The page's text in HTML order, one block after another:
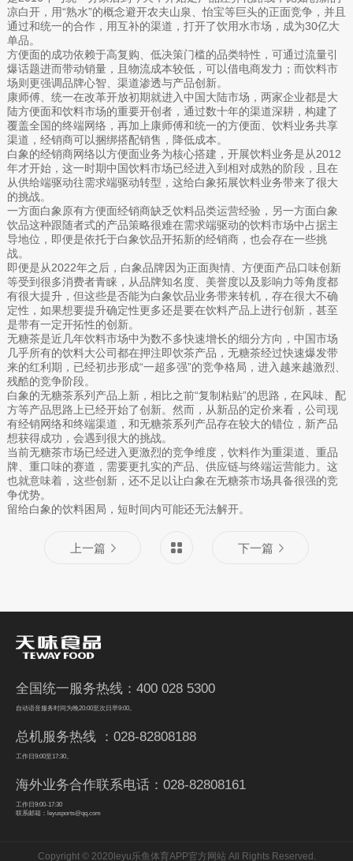
凉白开，用“熟水”的概念避开农夫山泉、怡宝等巨头的正面竞争，并且
通过和统一的合作，用互补的渠道，打开了饮用水市场，成为30亿大
单品。
方便面的成功依赖于高复购、低决策门槛的品类特性，可通过流量引
爆话题进而带动销量，且物流成本较低，可以借电商发力；而饮料市
场则更强调品牌心智、渠道渗透与产品创新。
康师傅、统一在改革开放初期就进入中国大陆市场，两家企业都是大
陆方便面和饮料市场的重要开创者，通过数十年的渠道深耕，构建了
覆盖全国的终端网络，再加上康师傅和统一的方便面、饮料业务共享
渠道，经销商可以捆绑搭配销售，降低成本。
白象的经销商网络以方便面业务为核心搭建，开展饮料业务是从2012
年才开始，这一时期中国饮料市场已经进入到相对成熟的阶段，且在
从供给端驱动往需求端驱动转型，这给白象拓展饮料业务带来了很大
的挑战。
一方面白象原有方便面经销商缺乏饮料品类运营经验，另一方面白象
饮品这种跟随者式的产品策略很难在需求端驱动的饮料市场中占据主
导地位，即便是依托于白象饮品开拓新的经销商，也会存在一些挑
战。
即便是从2022年之后，白象品牌因为正面舆情、方便面产品口味创新
等受到很多消费者青睐，从品牌知名度、美誉度以及影响力等角度都
有很大提升，但这些是否能为白象饮品业务带来转机，存在很大不确
定性，如果想要提升确定性更多还是要在饮料产品上进行创新，甚至
是带有一定开拓性的创新。
无糖茶是近几年饮料市场中为数不多快速增长的细分方向，中国市场
几乎所有的饮料大公司都在押注即饮茶产品，无糖茶经过快速爆发带
来的红利期，已经初步形成“一超多强”的竞争格局，进入越来越激烈、
残酷的竞争阶段。
白象的无糖茶系列产品上新，相比之前“复制粘贴”的思路，在风味、配
方等产品思路上已经开始了创新。然而，从新品的定价来看，公司现
有经销网络和终端渠道，和无糖茶系列产品存在较大的错位，新产品
想获得成功，会遇到很大的挑战。
当前无糖茶市场已经进入更激烈的竞争维度，饮料作为重渠道、重品
牌、重口味的赛道，需要更扎实的产品、供应链与终端运营能力。这
也就意味着，这些创新，还不足以让白象在无糖茶市场具备很强的竞
争优势。
留给白象的饮料困局，短时间内可能还无法解开。
上一篇 下一篇
全国统一服务热线：400 028 5300
自动语音服务时间为晚20:00至次日早9:00。
总机服务热线 ：028-82808188
工作日9:00至17:30。
海外业务合作联系电话：028-82808161
工作日9:00-17:30
联系邮箱：leyusports@qq.com
Copyright © 2020leyu乐鱼体育APP官方网站 All Rights Reserved.